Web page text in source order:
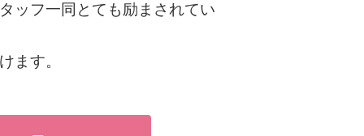
ッフ一同とても励まされてい
ます。